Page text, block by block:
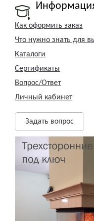
Как оформить заказ
Что нужно знать для
Каталоги
Сертификаты
Вопрос/Ответ
Личный кабинет
Задать вопрос